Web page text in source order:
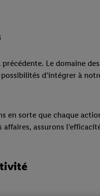
précédente. Le domaine
d’intégrer à
en sorte que chaque
assurons